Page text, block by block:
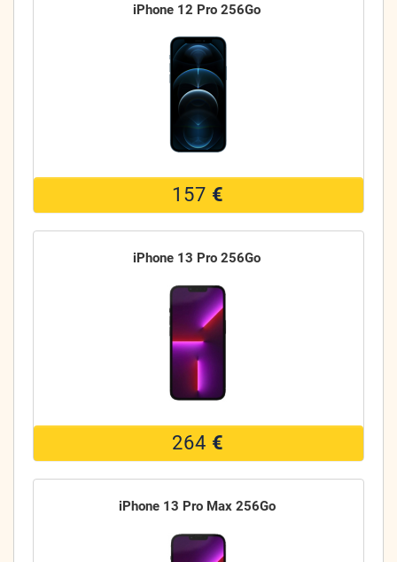
iPhone 12 Pro 256Go
157 €
iPhone 13 Pro 256Go
264 €
iPhone 13 Pro Max 256Go